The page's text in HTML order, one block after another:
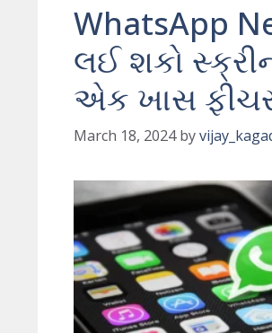
WhatsApp
લઈ શકો
એક ખાસ
March 18, 2024 by